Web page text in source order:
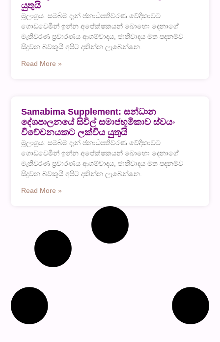
යුතුයි
මූලාශ්‍රය: සමබිම දැන් ජනාධිපතිවරණ වේදිකාවට
ගොඩවෙමින් ඉන්න අපේක්ෂකයන් බොහො දෙනාගේ
මැතිවරණ ප්‍රචාරණය ආගම්වාදය, ජාතිවාදය මත පදනම්ව
සිදුවන බවකුයි අපිට දකින්න ලැබෙන්නෙ.
Read More »
Samabima Supplement: සන්ධාන
දේශපාලනයේ සිවිල් සමාජභූමිකාව ස්වයං
විවේචනයකට ලක්විය යුතුයි
මූලාශ්‍රය: සමබිම දැන් ජනාධිපතිවරණ වේදිකාවට
ගොඩවෙමින් ඉන්න අපේක්ෂකයන් බොහො දෙනාගේ
මැතිවරණ ප්‍රචාරණය ආගම්වාදය, ජාතිවාදය මත පදනම්ව
සිදුවන බවකුයි අපිට දකින්න ලැබෙන්නෙ.
Read More »